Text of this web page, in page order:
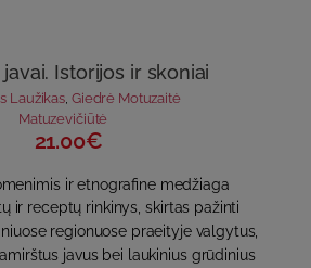
Istorijos ir skoniai
Laužikas Giedrė Motuzaitė
Matuzevičiūtė
21.00€
ir etnografine medžiaga
ir receptų rinkinys, skirtas pažinti
regionuose praeityje valgytus,
javus bei laukinius grūdinius